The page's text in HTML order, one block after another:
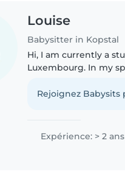
Louise
Babysitter in Kopstal
Hi, I am currently a
Luxembourg. In my
experience working
Rejoignez
Expérience: > 2 ans